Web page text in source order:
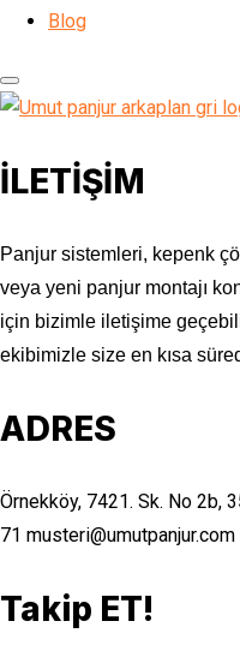
Blog
İLETİŞİM
Panjur sistemleri, kepenk
veya yeni panjur montajı
için bizimle iletişime
ekibimizle size en kısa
ADRES
Örnekköy, 7421. Sk. No 2b,
71 musteri@umutpanjur.com
Takip ET!